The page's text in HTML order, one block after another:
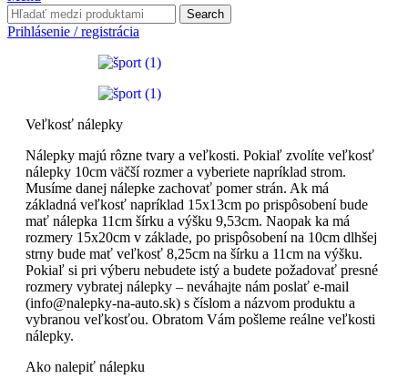
Search
Prihlásenie / registrácia
Veľkosť nálepky
Nálepky majú rôzne tvary a veľkosti. Pokiaľ zvolíte veľkosť
nálepky 10cm väčší rozmer a vyberiete napríklad strom.
Musíme danej nálepke zachovať pomer strán. Ak má
základná veľkosť napríklad 15x13cm po prispôsobení bude
mať nálepka 11cm šírku a výšku 9,53cm. Naopak ka má
rozmery 15x20cm v základe, po prispôsobení na 10cm dlhšej
strny bude mať veľkosť 8,25cm na šírku a 11cm na výšku.
Pokiaľ si pri výberu nebudete istý a budete požadovať presné
rozmery vybratej nálepky – neváhajte nám poslať e-mail
(info@nalepky-na-auto.sk) s číslom a názvom produktu a
vybranou veľkosťou. Obratom Vám pošleme reálne veľkosti
nálepky.
Ako nalepiť nálepku